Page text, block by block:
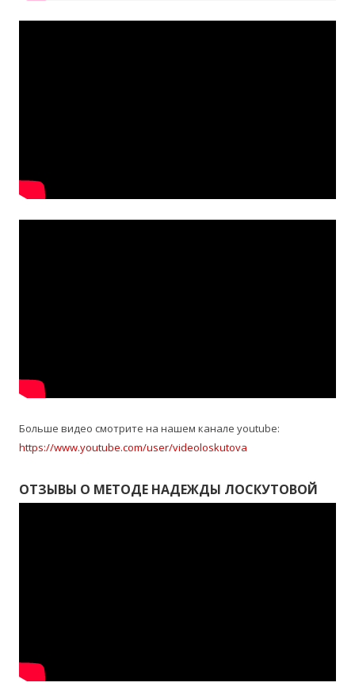
Больше видео смотрите на нашем канале youtube:
https://www.youtube.com/user/videoloskutova
ОТЗЫВЫ О МЕТОДЕ НАДЕЖДЫ ЛОСКУТОВОЙ